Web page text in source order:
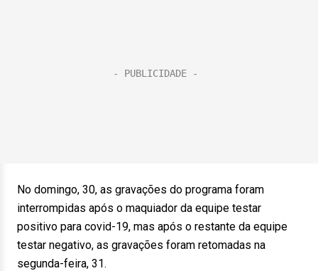
No domingo, 30, as gravações do programa foram
interrompidas após o maquiador da equipe testar
positivo para covid-19, mas após o restante da equipe
testar negativo, as gravações foram retomadas na
segunda-feira, 31.